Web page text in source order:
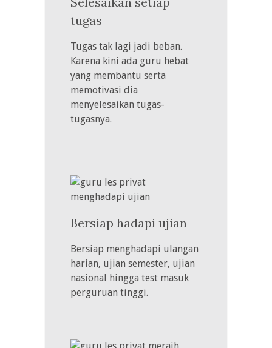
tugas
Tugas tak lagi jadi beban.
Karena kini ada guru hebat
yang membantu serta
memotivasi dia
menyelesaikan tugas-
tugasnya.
Bersiap hadapi ujian
Bersiap menghadapi ulangan
harian, ujian semester, ujian
nasional hingga test masuk
perguruan tinggi.